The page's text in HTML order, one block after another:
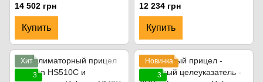
MicroELITE HE403R-GD.
14 502 грн
Купить
Red Dot Sight - Low mount &
1/3 Co-witness Mount. Чёрный
12 234 грн
Купить
Хит
3
Новинка
3